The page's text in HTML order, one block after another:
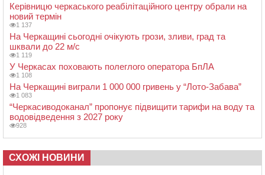
Керівницю черкаського реабілітаційного центру обрали на
новий термін
1 137
На Черкащині сьогодні очікують грози, зливи, град та
шквали до 22 м/с
1 119
У Черкасах поховають полеглого оператора БпЛА
1 108
На Черкащині виграли 1 000 000 гривень у “Лото-Забава”
1 083
“Черкасиводоканал” пропонує підвищити тарифи на воду та
водовідведення з 2027 року
928
СХОЖІ НОВИНИ